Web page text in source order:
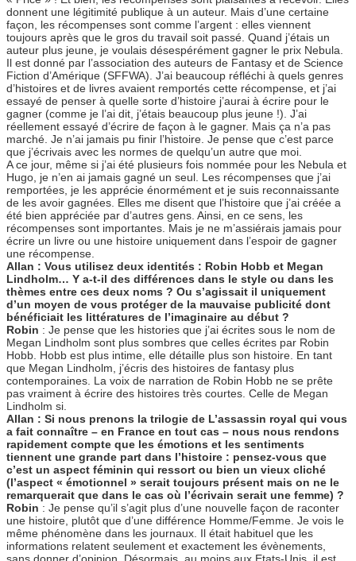
donnent une légitimité publique à un auteur. Mais d’une certaine
façon, les récompenses sont comme l’argent : elles viennent
toujours après que le gros du travail soit passé. Quand j’étais un
auteur plus jeune, je voulais désespérément gagner le prix Nebula.
Il est donné par l’association des auteurs de Fantasy et de Science
Fiction d’Amérique (SFFWA). J’ai beaucoup réfléchi à quels genres
d’histoires et de livres avaient remportés cette récompense, et j’ai
essayé de penser à quelle sorte d’histoire j’aurai à écrire pour le
gagner (comme je l’ai dit, j’étais beaucoup plus jeune !). J’ai
réellement essayé d’écrire de façon à le gagner. Mais ça n’a pas
marché. Je n’ai jamais pu finir l’histoire. Je pense que c’est parce
que j’écrivais avec les normes de quelqu’un autre que moi.
A ce jour, même si j’ai été plusieurs fois nommée pour les Nebula et
Hugo, je n’en ai jamais gagné un seul. Les récompenses que j’ai
remportées, je les apprécie énormément et je suis reconnaissante
de les avoir gagnées. Elles me disent que l’histoire que j’ai créée a
été bien appréciée par d’autres gens. Ainsi, en ce sens, les
récompenses sont importantes. Mais je ne m’assiérais jamais pour
écrire un livre ou une histoire uniquement dans l’espoir de gagner
une récompense.
Allan : Vous utilisez deux identités : Robin Hobb et Megan
Lindholm… Y a-t-il des différences dans le style ou dans les
thèmes entre ces deux noms ? Ou s’agissait il uniquement
d’un moyen de vous protéger de la mauvaise publicité dont
bénéficiait les littératures de l’imaginaire au début ?
Robin : Je pense que les histories que j’ai écrites sous le nom de
Megan Lindholm sont plus sombres que celles écrites par Robin
Hobb. Hobb est plus intime, elle détaille plus son histoire. En tant
que Megan Lindholm, j’écris des histoires de fantasy plus
contemporaines. La voix de narration de Robin Hobb ne se prête
pas vraiment à écrire des histoires très courtes. Celle de Megan
Lindholm si.
Allan : Si nous prenons la trilogie de L’assassin royal qui vous
a fait connaître – en France en tout cas – nous nous rendons
rapidement compte que les émotions et les sentiments
tiennent une grande part dans l’histoire : pensez-vous que
c’est un aspect féminin qui ressort ou bien un vieux cliché
(l’aspect « émotionnel » serait toujours présent mais on ne le
remarquerait que dans le cas où l’écrivain serait une femme) ?
Robin : Je pense qu’il s’agit plus d’une nouvelle façon de raconter
une histoire, plutôt que d’une différence Homme/Femme. Je vois le
même phénomène dans les journaux. Il était habituel que les
informations relatent seulement et exactement les évènements,